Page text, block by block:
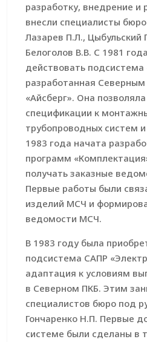
разработку, внедрение и
внесли специалисты бюро
Лазарев П.Л., Цыбульский
Белоголов В.В. C 1981
действовать подсистема
разработанная
«Айсберг». Она
спецификации к
трубопроводных систем
1983 года начата
программ
получать заказные
Первые работы были
изделий МСЧ и
ведомости МСЧ.
В 1983 году была
подсистема САПР
адаптация к условиям
в Северном ПКБ. Этим
специалистов бюро под
Гончаренко Н.П. Первые
системе были сделаны в